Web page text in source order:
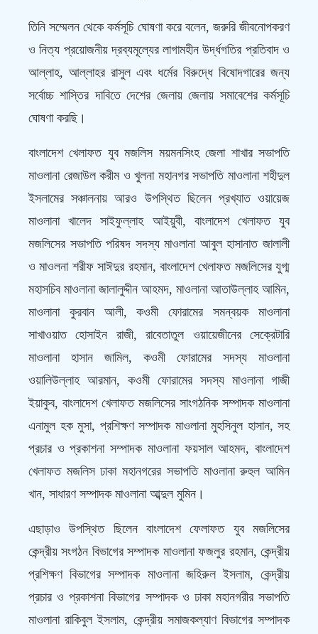
তিনি সম্মেলন থেকে কর্মসূচি ঘোষণা করে বলেন, জরুরি জীবনোপকরণ
ও নিত্য প্রয়োজনীয় দ্রব্যমূল্যের লাগামহীন উর্দ্ধগতির প্রতিবাদ ও
আল্লাহ, আল্লাহর রাসুল এবং ধর্মের বিরুদ্ধে বিষোদগারের জন্য
সর্বোচ্চ শাস্তির দাবিতে দেশের জেলায় জেলায় সমাবেশের কর্মসূচি
ঘোষণা করছি।
বাংলাদেশ খেলাফত যুব মজলিস ময়মনসিংহ জেলা শাখার সভাপতি
মাওলানা রেজাউল করীম ও খুলনা মহানগর সভাপতি মাওলানা শহীদুল
ইসলামের সঞ্চালনায় আরও উপস্থিত ছিলেন প্রখ্যাত ওয়ায়েজ
মাওলানা খালেদ সাইফুল্লাহ আইয়ুবী, বাংলাদেশ খেলাফত যুব
মজলিসের সভাপতি পরিষদ সদস্য মাওলানা আবুল হাসানাত জালালী
ও মাওলনা শরীফ সাঈদুর রহমান, বাংলাদেশ খেলাফত মজলিসের যুগ্ম
মহাসচিব মাওলানা জালালুদ্দীন আহমদ, মাওলানা আতাউল্লাহ আমিন,
মাওলানা কুরবান আলী, কওমী ফোরামের সমন্বয়ক মাওলানা
সাখাওয়াত হোসাইন রাজী, রাবেতাতুল ওয়ায়েজীনের সেক্রেটারি
মাওলানা হাসান জামিল, কওমী ফোরামের সদস্য মাওলানা
ওয়ালিউল্লাহ আরমান, কওমী ফোরামের সদস্য মাওলানা গাজী
ইয়াকুব, বাংলাদেশ খেলাফত মজলিসের সাংগঠনিক সম্পাদক মাওলানা
এনামুল হক মুসা, প্রশিক্ষণ সম্পাদক মাওলানা মুহসিনুল হাসান, সহ
প্রচার ও প্রকাশনা সম্পাদক মাওলানা ফয়সাল আহমদ, বাংলাদেশ
খেলাফত মজলিস ঢাকা মহানগরের সভাপতি মাওলানা রুহুল আমিন
খান, সাধারণ সম্পাদক মাওলানা আব্দুল মুমিন।
এছাড়াও উপস্থিত ছিলেন বাংলাদেশ ফেলাফত যুব মজলিসের
কেন্দ্রীয় সংগঠন বিভাগের সম্পাদক মাওলানা ফজলুর রহমান, কেন্দ্রীয়
প্রশিক্ষণ বিভাগের সম্পাদক মাওলানা জহিরুল ইসলাম, কেন্দ্রীয়
প্রচার ও প্রকাশনা বিভাগের সম্পাদক ও ঢাকা মহানগরীর সভাপতি
মাওলানা রাকিবুল ইসলাম, কেন্দ্রীয় সমাজকল্যাণ বিভাগের সম্পাদক